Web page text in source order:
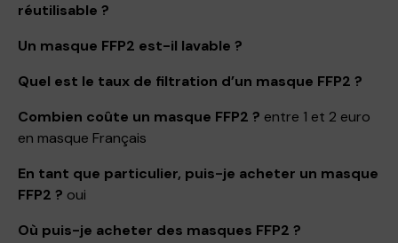
réutilisable ?
Un masque FFP2 est-il lavable ?
Quel est le taux de filtration d’un masque FFP2 ?
Combien coûte un masque FFP2 ? entre 1 et 2 euro
en masque Français
En tant que particulier, puis-je acheter un masque
FFP2 ? oui
Où puis-je acheter des masques FFP2 ?